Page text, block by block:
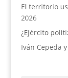
El territorio
2026
¿Ejército
Iván Cepeda